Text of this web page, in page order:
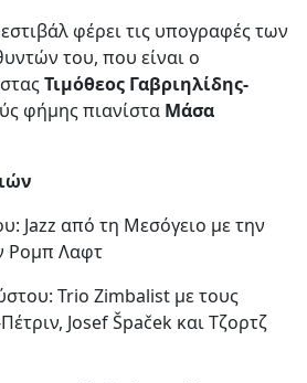
φέρει τις υπογραφές των
του, που είναι ο
Τιμόθεος Γαβριηλίδης-
φήμης πιανίστα Μάσα
Jazz από τη Μεσόγειο με την
Ρομπ Λαφτ
Trio Zimbalist με τους
Josef Špaček και Τζορτζ